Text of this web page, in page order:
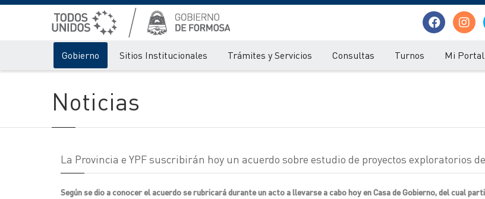
Gobierno Sitios Institucionales Trámites y Servicios Consultas Turnos Mi Portal
Noticias
La Provincia e YPF suscribirán hoy un acuerdo sobre estudio de proyectos exploratorios
Según se dio a conocer el acuerdo se rubricará durante un acto a llevarse a cabo hoy en Casa de Gobierno, del cual